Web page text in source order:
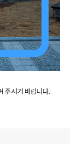
주시기 바랍니다.